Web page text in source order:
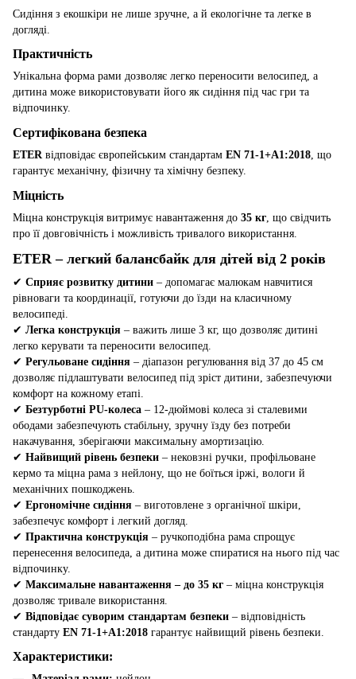
Сидіння з екошкіри не лише зручне, а й екологічне та легке в
догляді.
Практичність
Унікальна форма рами дозволяє легко переносити велосипед, а
дитина може використовувати його як сидіння під час гри та
відпочинку.
Сертифікована безпека
ETERвідповідає європейським стандартам EN 71-1+A1:2018, що
гарантує механічну, фізичну та хімічну безпеку.
Міцність
Міцна конструкція витримує навантаження до 35 кг , що свідчить
про її довговічність і можливість тривалого використання.
ETER – легкий балансбайк для дітей від 2 років
✔ Сприяє розвитку дитини – допомагає малюкам навчитися
рівноваги та координації, готуючи до їзди на класичному
велосипеді.
✔ Легка конструкція – важить лише 3 кг, що дозволяє дитині
легко керувати та переносити велосипед.
✔ Регульоване сидіння – діапазон регулювання від 37 до 45 см
дозволяє підлаштувати велосипед під зріст дитини, забезпечуючи
комфорт на кожному етапі.
✔ Безтурботні PU-колеса – 12-дюймові колеса зі сталевими
ободами забезпечують стабільну, зручну їзду без потреби
накачування, зберігаючи максимальну амортизацію.
✔ Найвищий рівень безпеки – нековзні ручки, профільоване
кермо та міцна рама з нейлону, що не боїться іржі, вологи й
механічних пошкоджень.
✔ Ергономічне сидіння – виготовлене з органічної шкіри,
забезпечує комфорт і легкий догляд.
✔ Практична конструкція – ручкоподібна рама спрощує
перенесення велосипеда, а дитина може спиратися на нього під час
відпочинку.
✔ Максимальне навантаження – до 35 кг – міцна конструкція
дозволяє тривале використання.
✔ Відповідає суворим стандартам безпеки – відповідність
стандарту EN 71-1+A1:2018 гарантує найвищий рівень безпеки.
Характеристики: